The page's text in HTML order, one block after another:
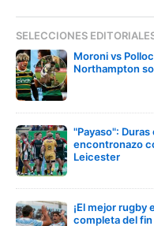
SELECCIONES
Moroni vs
Northampton
"Payaso":
encontronazo
Leicester
¡El mejor rugby
completa del fin